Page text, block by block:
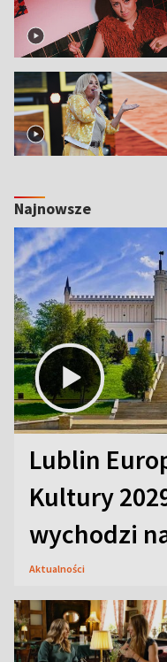
Najnowsze
Lublin
Kultury
wychodzi
Aktualności